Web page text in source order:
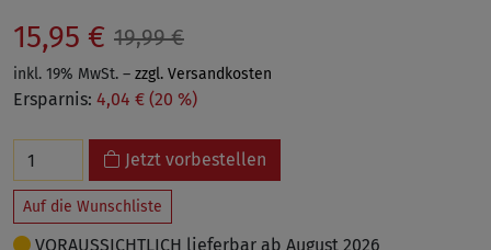
15,95 € 19,99 €
inkl. 19% MwSt. – zzgl. Versandkosten
Ersparnis: 4,04 € (20 %)
Jetzt vorbestellen
Auf die Wunschliste
VORAUSSICHTLICH lieferbar ab August 2026